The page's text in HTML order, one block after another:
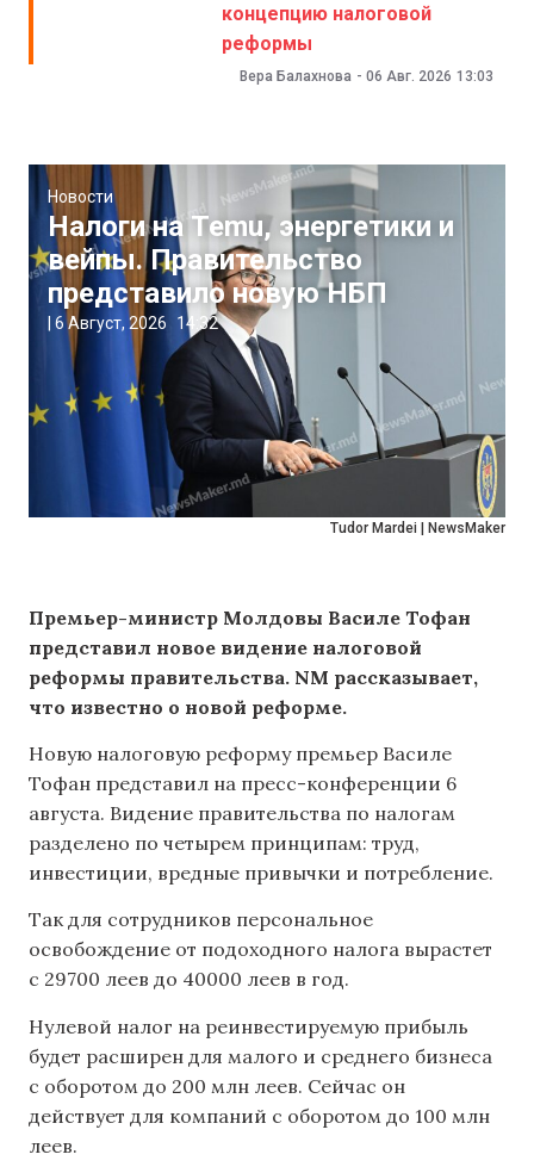
концепцию налоговой
реформы
Вера Балахнова - 06 Авг. 2026 13:03
Tudor Mardei | NewsMaker
Новости
Налоги на Temu, энергетики и
вейпы. Правительство
представило новую НБП
| 6 Август, 2026 14:32
Премьер-министр Молдовы Василе Тофан
представил новое видение налоговой
реформы правительства. NM рассказывает,
что известно о новой реформе.
Новую налоговую реформу премьер Василе
Тофан представил на пресс-конференции 6
августа. Видение правительства по налогам
разделено по четырем принципам: труд,
инвестиции, вредные привычки и потребление.
Так для сотрудников персональное
освобождение от подоходного налога вырастет
с 29700 леев до 40000 леев в год.
Нулевой налог на реинвестируемую прибыль
будет расширен для малого и среднего бизнеса
с оборотом до 200 млн леев. Сейчас он
действует для компаний с оборотом до 100 млн
леев.